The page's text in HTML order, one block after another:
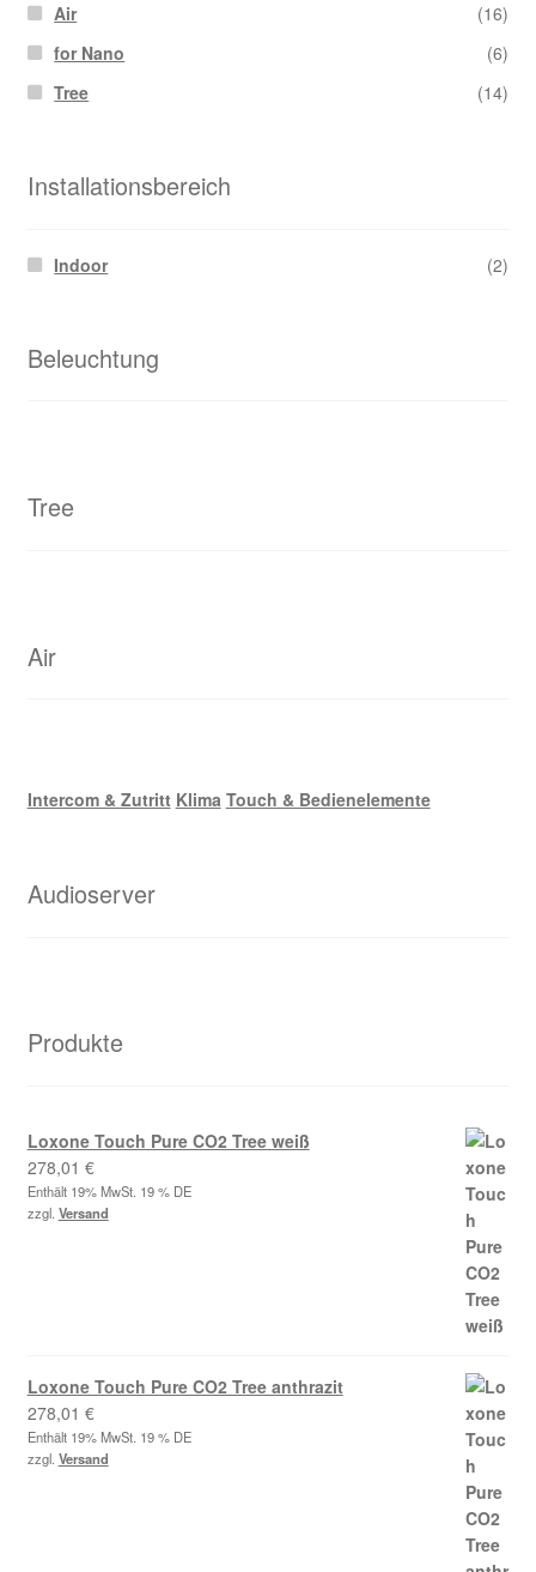
Air
(16)
for Nano
(6)
Tree
(14)
Installationsbereich
Indoor (2)
Beleuchtung
Tree
Air
Intercom & Zutritt Klima Touch & Bedienelemente
Audioserver
Produkte
Loxone Touch Pure CO2 Tree weiß
278,01 €
Enthält 19% MwSt. 19 % DE
zzgl. Versand
Loxone Touch Pure CO2 Tree anthrazit
278,01 €
Enthält 19% MwSt. 19 % DE
zzgl. Versand